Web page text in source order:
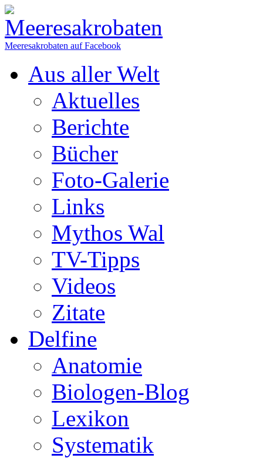
Meeresakrobaten auf Facebook
Aus aller Welt
Aktuelles
Berichte
Bücher
Foto-Galerie
Links
Mythos Wal
TV-Tipps
Videos
Zitate
Delfine
Anatomie
Biologen-Blog
Lexikon
Systematik